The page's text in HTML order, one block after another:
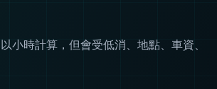
小時計算，但會受低消、地點、車資、